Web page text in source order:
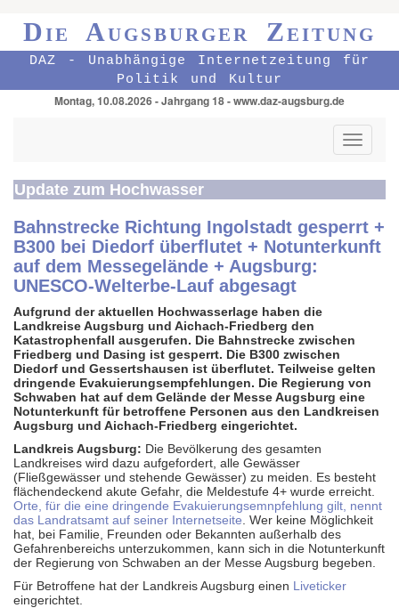
Die Augsburger Zeitung
DAZ - Unabhängige Internetzeitung für
Politik und Kultur
Montag, 10.08.2026 - Jahrgang 18 - www.daz-augsburg.de
Toggle
Update zum Hochwasser
Bahnstrecke Richtung Ingolstadt gesperrt +
B300 bei Diedorf überflutet + Notunterkunft
auf dem Messegelände + Augsburg:
UNESCO-Welterbe-Lauf abgesagt
Aufgrund der aktuellen Hochwasserlage haben die
Landkreise Augsburg und Aichach-Friedberg den
Katastrophenfall ausgerufen. Die Bahnstrecke zwischen
Friedberg und Dasing ist gesperrt. Die B300 zwischen
Diedorf und Gessertshausen ist überflutet. Teilweise gelten
dringende Evakuierungsempfehlungen. Die Regierung von
Schwaben hat auf dem Gelände der Messe Augsburg eine
Notunterkunft für betroffene Personen aus den Landkreisen
Augsburg und Aichach-Friedberg eingerichtet.
Landkreis Augsburg: Die Bevölkerung des gesamten
Landkreises wird dazu aufgefordert, alle Gewässer
(Fließgewässer und stehende Gewässer) zu meiden. Es besteht
flächendeckend akute Gefahr, die Meldestufe 4+ wurde erreicht.
Orte, für die eine dringende Evakuierungsemnpfehlung gilt, nennt
das Landratsamt auf seiner Internetseite . Wer keine Möglichkeit
hat, bei Familie, Freunden oder Bekannten außerhalb des
Gefahrenbereichs unterzukommen, kann sich in die Notunterkunft
der Regierung von Schwaben an der Messe Augsburg begeben.
Für Betroffene hat der Landkreis Augsburg einen Liveticker
eingerichtet.